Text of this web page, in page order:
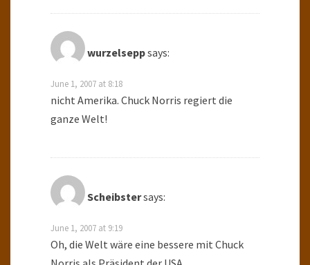
wurzelseppsays:
June 1, 2007 at 8:18
nicht Amerika. Chuck Norris regiert die
ganze Welt!
Scheibstersays:
June 1, 2007 at 9:19
Oh, die Welt wäre eine bessere mit Chuck